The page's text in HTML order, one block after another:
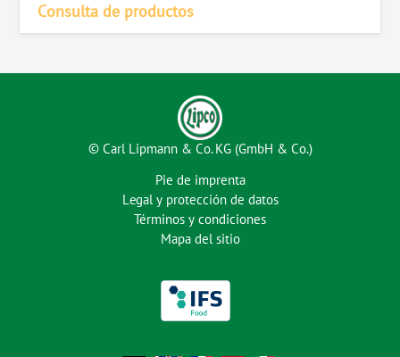
Consulta de productos
© Carl Lipmann & Co. KG (GmbH & Co.)
Pie de imprenta
Legal y protección de datos
Términos y condiciones
Mapa del sitio